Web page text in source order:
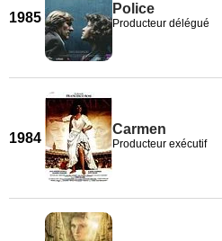
1985
Police
Producteur délégué
1984
Carmen
Producteur exécutif